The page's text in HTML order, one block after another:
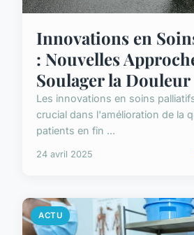
Innovations en
: Nouvelles
Soulager la Douleur
Les innovations en soins
crucial dans l'amélioration de la
patients en fin ...
24 avril 2025
ACTU